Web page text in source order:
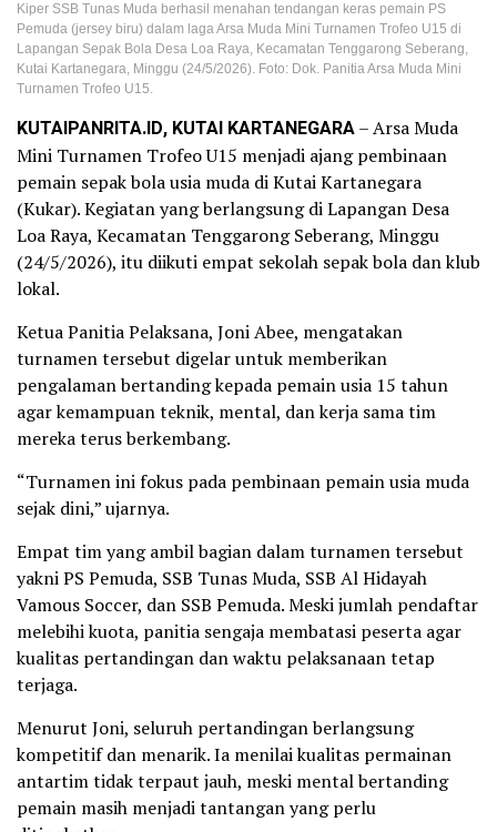
Kiper SSB Tunas Muda berhasil menahan tendangan keras pemain PS
Pemuda (jersey biru) dalam laga Arsa Muda Mini Turnamen Trofeo U15 di
Lapangan Sepak Bola Desa Loa Raya, Kecamatan Tenggarong Seberang,
Kutai Kartanegara, Minggu (24/5/2026). Foto: Dok. Panitia Arsa Muda Mini
Turnamen Trofeo U15.
KUTAIPANRITA.ID, KUTAI KARTANEGARA– Arsa Muda
Mini Turnamen Trofeo U15 menjadi ajang pembinaan
pemain sepak bola usia muda di Kutai Kartanegara
(Kukar). Kegiatan yang berlangsung di Lapangan Desa
Loa Raya, Kecamatan Tenggarong Seberang, Minggu
(24/5/2026), itu diikuti empat sekolah sepak bola dan klub
lokal.
Ketua Panitia Pelaksana, Joni Abee, mengatakan
turnamen tersebut digelar untuk memberikan
pengalaman bertanding kepada pemain usia 15 tahun
agar kemampuan teknik, mental, dan kerja sama tim
mereka terus berkembang.
“Turnamen ini fokus pada pembinaan pemain usia muda
sejak dini,” ujarnya.
Empat tim yang ambil bagian dalam turnamen tersebut
yakni PS Pemuda, SSB Tunas Muda, SSB Al Hidayah
Vamous Soccer, dan SSB Pemuda. Meski jumlah pendaftar
melebihi kuota, panitia sengaja membatasi peserta agar
kualitas pertandingan dan waktu pelaksanaan tetap
terjaga.
Menurut Joni, seluruh pertandingan berlangsung
kompetitif dan menarik. Ia menilai kualitas permainan
antartim tidak terpaut jauh, meski mental bertanding
pemain masih menjadi tantangan yang perlu